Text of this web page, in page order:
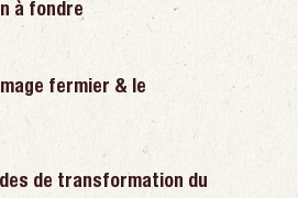
à fondre
fermier & le
de transformation du